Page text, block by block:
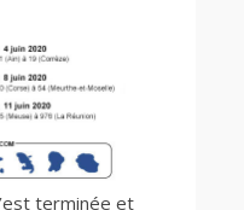
terminée et